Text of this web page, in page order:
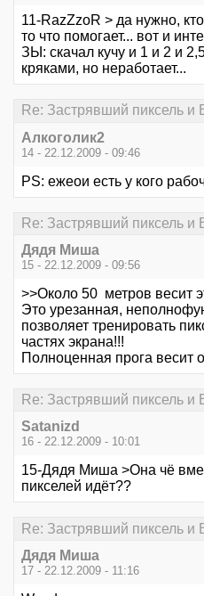
11-RazZzoR > да нужно,
то что помогает... вот и
ЗЫ: скачал кучу и 1 и 2 и
кряками, но неработает...
Re: Застрявший пиксель и
Алкоголик2
14 - 22.12.2009 - 09:46
PS: ежеои есть у кого
Re: Застрявший пиксель и
Дядя Миша
15 - 22.12.2009 - 09:56
>>Около 50 метров весит
Это урезанная,
позволяет тренировать
частях экрана!!!
Полноценная прога весит
Re: Застрявший пиксель и
Satanizd
16 - 22.12.2009 - 10:01
15-Дядя Миша >Она чё
пикселей идёт??
Re: Застрявший пиксель и
Дядя Миша
17 - 22.12.2009 - 11:16